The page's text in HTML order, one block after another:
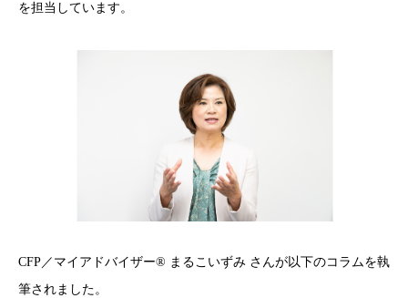
を担当しています。
CFP／マイアドバイザー® まるこいずみ さんが以下のコラムを執
筆されました。